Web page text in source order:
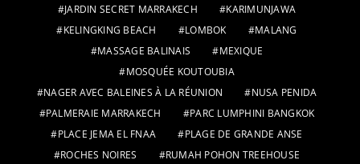
JARDIN SECRET MARRAKECH
KARIMUNJAWA
KELINGKING BEACH
LOMBOK
MALANG
MASSAGE BALINAIS
MEXIQUE
MOSQUÉE KOUTOUBIA
NAGER AVEC BALEINES À LA RÉUNION
NUSA PENIDA
PALMERAIE MARRAKECH
PARC LUMPHINI BANGKOK
PLACE JEMA EL FNAA
PLAGE DE GRANDE ANSE
ROCHES NOIRES
RUMAH POHON TREEHOUSE